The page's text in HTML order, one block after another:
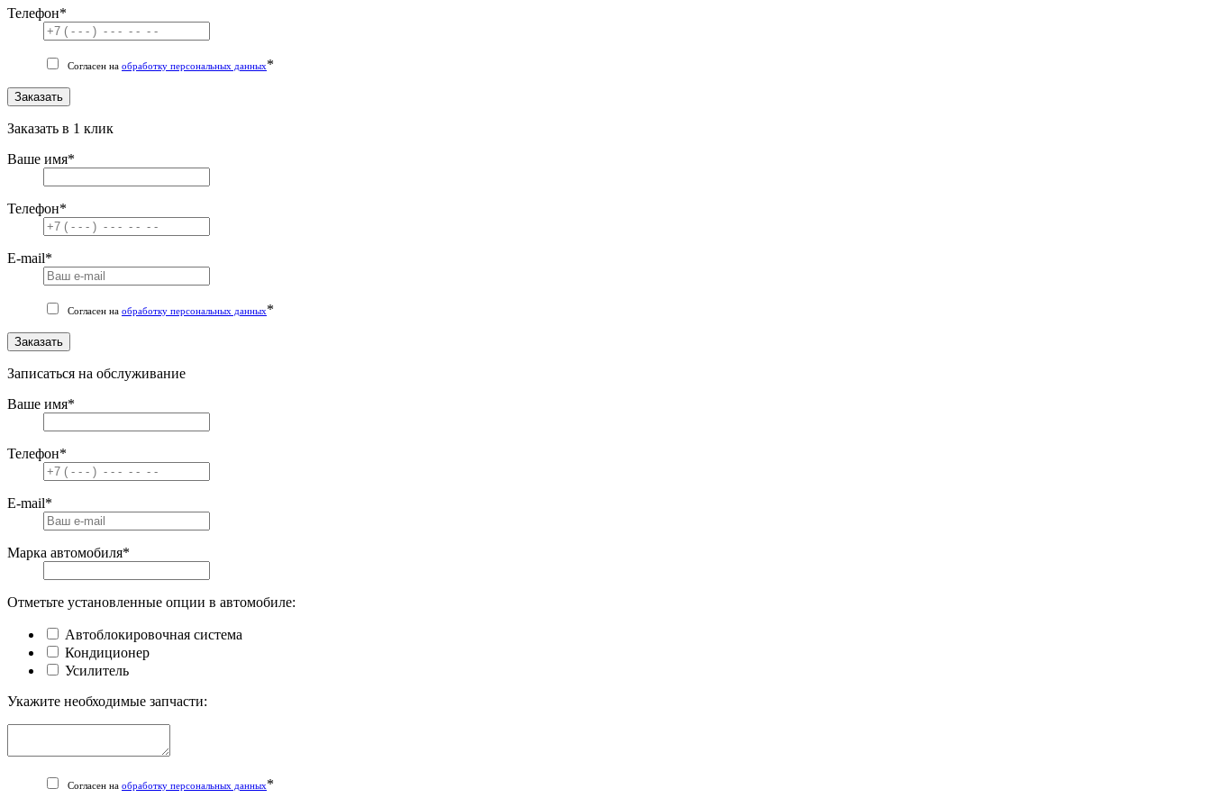
Телефон*
Согласен на обработку персональных данных*
Заказать
Заказать в 1 клик
Ваше имя*
Телефон*
E-mail*
Согласен на обработку персональных данных*
Заказать
Записаться на обслуживание
Ваше имя*
Телефон*
E-mail*
Марка автомобиля*
Отметьте установленные опции в автомобиле:
Автоблокировочная система
Кондиционер
Усилитель
Укажите необходимые запчасти:
Согласен на обработку персональных данных*